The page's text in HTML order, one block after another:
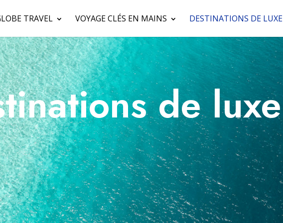
TRAVEL VOYAGE CLÉS EN MAINS DESTINATIONS DE LUXE
de luxe